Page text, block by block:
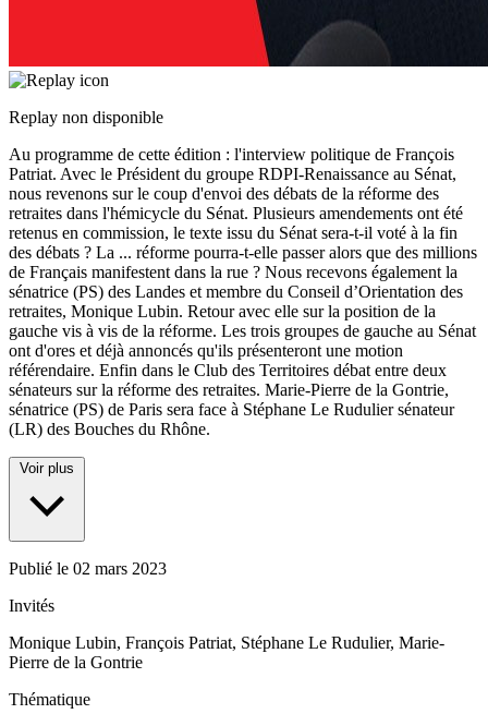
Replay non disponible
Au programme de cette édition : l'interview politique de François
Patriat. Avec le Président du groupe RDPI-Renaissance au Sénat,
nous revenons sur le coup d'envoi des débats de la réforme des
retraites dans l'hémicycle du Sénat. Plusieurs amendements ont été
retenus en commission, le texte issu du Sénat sera-t-il voté à la fin
des débats ? La ... réforme pourra-t-elle passer alors que des millions
de Français manifestent dans la rue ? Nous recevons également la
sénatrice (PS) des Landes et membre du Conseil d’Orientation des
retraites, Monique Lubin. Retour avec elle sur la position de la
gauche vis à vis de la réforme. Les trois groupes de gauche au Sénat
ont d'ores et déjà annoncés qu'ils présenteront une motion
référendaire. Enfin dans le Club des Territoires débat entre deux
sénateurs sur la réforme des retraites. Marie-Pierre de la Gontrie,
sénatrice (PS) de Paris sera face à Stéphane Le Rudulier sénateur
(LR) des Bouches du Rhône.
Voir plus
Publié le 02 mars 2023
Invités
Monique Lubin, François Patriat, Stéphane Le Rudulier, Marie-
Pierre de la Gontrie
Thématique